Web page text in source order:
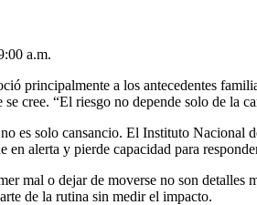
a.m.
principalmente a los antecedentes
cree. “El riesgo no depende solo de la
es solo cansancio. El Instituto Nacional
en alerta y pierde capacidad para
mal o dejar de moverse no son detalles
de la rutina sin medir el impacto.